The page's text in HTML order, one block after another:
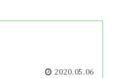
2020.05.06